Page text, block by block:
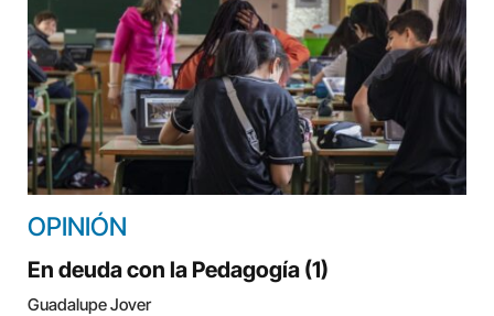
OPINIÓN
En deuda con la Pedagogía (1)
Guadalupe Jover